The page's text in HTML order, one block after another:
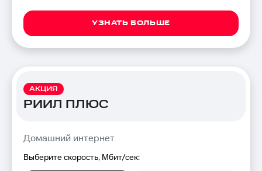
УЗНАТЬ БОЛЬШЕ
АКЦИЯ
РИИЛ ПЛЮС
Домашний интернет
Выберите скорость, Мбит/сек: